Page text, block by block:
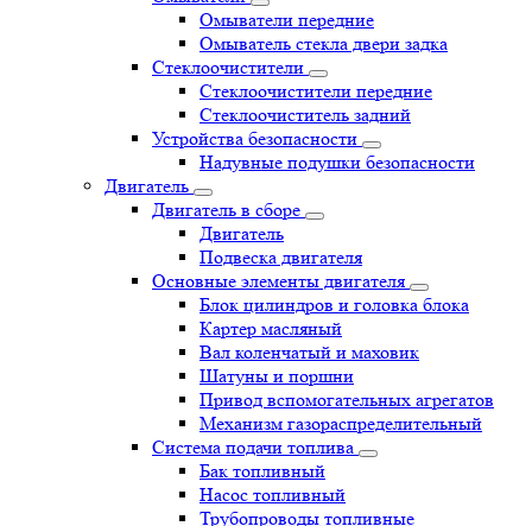
Омыватели передние
Омыватель стекла двери задка
Стеклоочистители
Стеклоочистители передние
Стеклоочиститель задний
Устройства безопасности
Надувные подушки безопасности
Двигатель
Двигатель в сборе
Двигатель
Подвеска двигателя
Основные элементы двигателя
Блок цилиндров и головка блока
Картер масляный
Вал коленчатый и маховик
Шатуны и поршни
Привод вспомогательных агрегатов
Механизм газораспределительный
Система подачи топлива
Бак топливный
Насос топливный
Трубопроводы топливные